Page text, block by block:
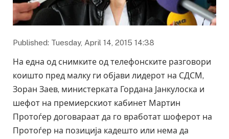
Published: Tuesday, April 14, 2015 14:38
На една од снимките од телефонските разговори
коишто пред малку ги објави лидерот на СДСМ,
Зоран Заев, министерката Гордана Јанкулоска и
шефот на премиерскиот кабинет Мартин
Протоѓер договараат да го вработат шоферот на
Протоѓер на позиција кадешто или нема да